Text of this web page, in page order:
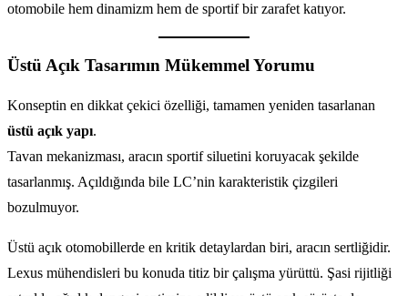
otomobile hem dinamizm hem de sportif bir zarafet katıyor.
Üstü Açık Tasarımın Mükemmel Yorumu
Konseptin en dikkat çekici özelliği, tamamen yeniden tasarlanan
üstü açık yapı.
Tavan mekanizması, aracın sportif siluetini koruyacak şekilde
tasarlanmış. Açıldığında bile LC’nin karakteristik çizgileri
bozulmuyor.
Üstü açık otomobillerde en kritik detaylardan biri, aracın sertliğidir.
Lexus mühendisleri bu konuda titiz bir çalışma yürüttü. Şasi rijitliği